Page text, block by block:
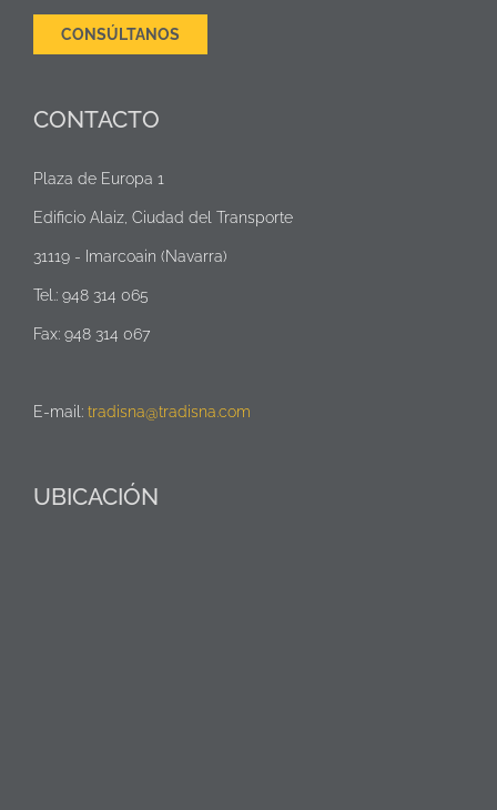
CONSÚLTANOS
CONTACTO
Plaza de Europa 1
Edificio Alaiz, Ciudad del Transporte
31119 - Imarcoain (Navarra)
Tel.: 948 314 065
Fax: 948 314 067
E-mail: tradisna@tradisna.com
UBICACIÓN